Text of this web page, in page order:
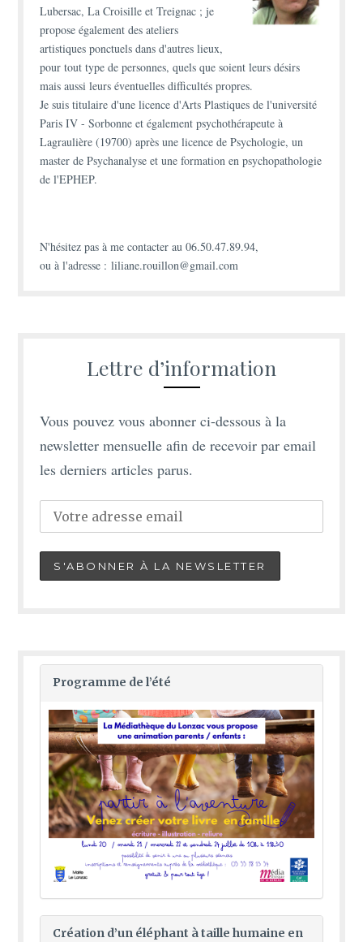
Lubersac, La Croisille et Treignac ; je
propose également desateliers
artistiques ponctuels dans d'autres lieux,
pour tout type de personnes, quels que soient leurs désirs
mais aussi leurs éventuelles difficultés propres.
Je suis titulaire d'unelicence d'Arts Plastiques de l'université
Paris IV - Sorbonne et égalementpsychothérapeute à
Lagraulière (19700) après une licence de Psychologie, un
master de Psychanalyse et une formation en psychopathologie
de l'EPHEP.
N'hésitez pas àme contacter au 06.50.47.89.94,
ou à l'adresse : liliane.rouillon@gmail.com
Lettre d’information
Vous pouvez vous abonner ci-dessous à la
newsletter mensuelle afin de recevoir par email
les derniers articles parus.
Programme de l’été
Création d’un éléphant à taille humaine en